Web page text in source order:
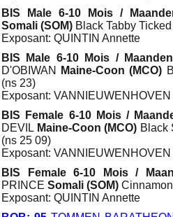
BIS Male 6-10 Mois /
Somali (SOM) Black Tabby
Exposant: QUINTIN Annette
BIS Male 6-10 Mois /
D'OBIWAN
Maine-Coon (MCO)
(ns 23)
Exposant: VANNIEUWENHOVEN
BIS Female 6-10 Mois /
DEVIL Maine-Coon (MCO) Black
(ns 25 09)
Exposant: VANNIEUWENHOVEN
BIS Female 6-10 Mois /
PRINCE Somali (SOM)
Exposant: QUINTIN Annette